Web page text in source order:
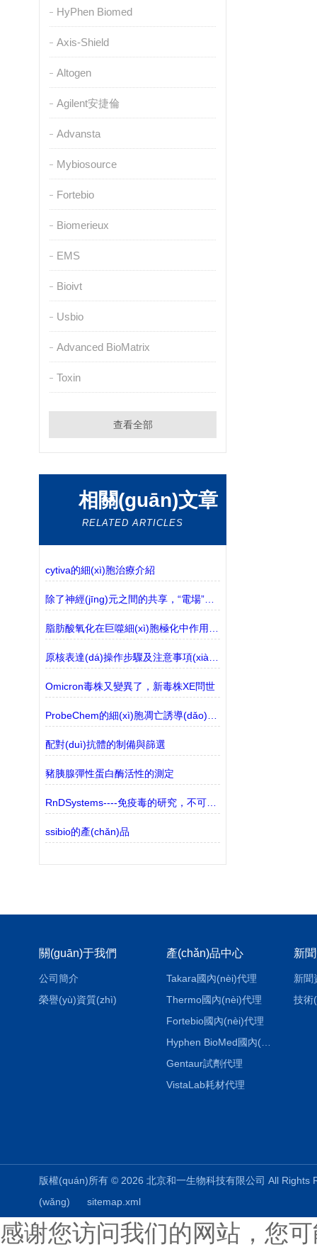
HyPhen Biomed
Axis-Shield
Altogen
Agilent安捷倫
Advansta
Mybiosource
Fortebio
Biomerieux
EMS
Bioivt
Usbio
Advanced BioMatrix
Toxin
查看全部
相關(guān)文章
RELATED ARTICLES
cytiva的細(xì)胞治療介紹
除了神經(jīng)元之間的共享，“電場”也影響了大腦的回路
Omicron毒株又變異了，新毒株XE問世
配對(duì)抗體的制備與篩選
豬胰腺彈性蛋白酶活性的測定
RnDSystems----免疫毒的研究，不可忽視的生物標(biāo)志物
ssibio的產(chǎn)品
關(guān)于我們
公司簡介
榮譽(yù)資質(zhì)
產(chǎn)品中心
Takara國內(nèi)代理
Thermo國內(nèi)代理
Fortebio國內(nèi)代理
Hyphen BioMed國內(nèi)代理
Gentaur試劑代理
VistaLab耗材代理
新
新聞
技術
版權(quán)所有 © 2026 北京和一生物科技有限公司 All
(wǎng)
sitemap.xml
感谢您访问我们的网站，您